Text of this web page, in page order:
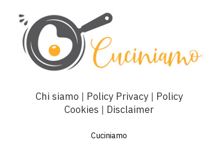
Chi siamo | Policy Privacy| Policy
Cookies | Disclaimer
Cuciniamo